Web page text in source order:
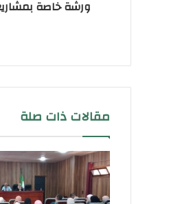
مقالات ذات صلة